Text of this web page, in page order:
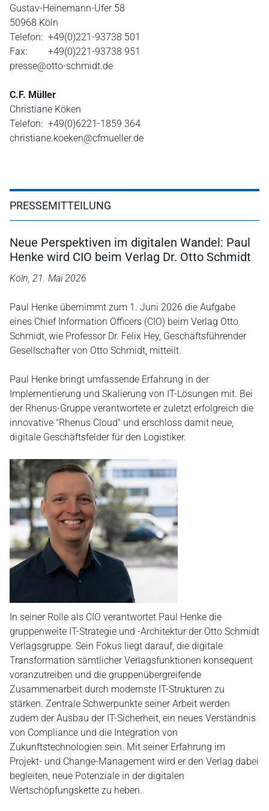
Gustav-Heinemann-Ufer 58
50968 Köln
Telefon: +49(0)221-93738 501
Fax:
+49(0)221-93738 951
presse@otto-schmidt.de
C.F. Müller
Christiane Köken
Telefon: +49(0)6221-1859 364
christiane.koeken@cfmueller.de
PRESSEMITTEILUNG
Neue Perspektiven im digitalen Wandel: Paul
Henke wird CIO beim Verlag Dr. Otto Schmidt
Köln, 21. Mai 2026
Paul Henke übernimmt zum 1. Juni 2026 die Aufgabe
eines Chief Information Officers (CIO) beim Verlag Otto
Schmidt, wie Professor Dr. Felix Hey, Geschäftsführender
Gesellschafter von Otto Schmidt, mitteilt.
Paul Henke bringt umfassende Erfahrung in der
Implementierung und Skalierung von IT-Lösungen mit. Bei
der Rhenus-Gruppe verantwortete er zuletzt erfolgreich die
innovative "Rhenus Cloud" und erschloss damit neue,
digitale Geschäftsfelder für den Logistiker.
In seiner Rolle als CIO verantwortet Paul Henke die
gruppenweite IT-Strategie und -Architektur der Otto Schmidt
Verlagsgruppe. Sein Fokus liegt darauf, die digitale
Transformation sämtlicher Verlagsfunktionen konsequent
voranzutreiben und die gruppenübergreifende
Zusammenarbeit durch modernste IT-Strukturen zu
stärken. Zentrale Schwerpunkte seiner Arbeit werden
zudem der Ausbau der IT-Sicherheit, ein neues Verständnis
von Compliance und die Integration von
Zukunftstechnologien sein. Mit seiner Erfahrung im
Projekt- und Change-Management wird er den Verlag dabei
begleiten, neue Potenziale in der digitalen
Wertschöpfungskette zu heben.